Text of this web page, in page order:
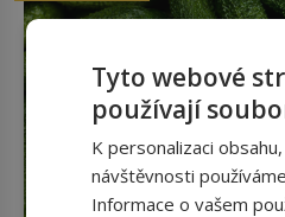
Tyto webové
používají
K personalizaci
návštěvnosti
Informace o vašem